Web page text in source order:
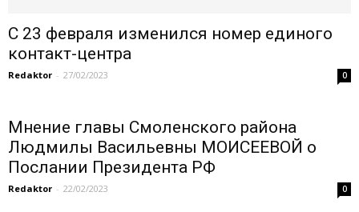
С 23 февраля изменился номер единого
контакт-центра
Redaktor - 27/02/2023 0
Мнение главы Смоленского района
Людмилы Васильевны МОИСЕЕВОЙ о
Послании Президента РФ
Redaktor - 22/02/2023 0